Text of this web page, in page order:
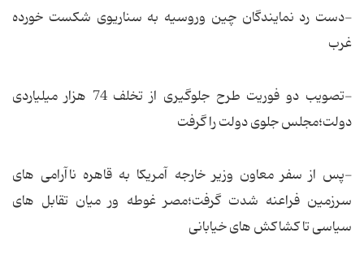
-دست رد نمایندگان چین وروسیه به سناریوی شكست خورده
غرب
-تصویب دو فوریت طرح جلوگیری از تخلف 74 هزار میلیاردی
دولت؛مجلس جلوی دولت را گرفت
-پس از سفر معاون وزیر خارجه آمریكا به قاهره ناآرامی های
سرزمین فراعنه شدت گرفت؛مصر غوطه ور میان تقابل های
سیاسی تا كشاكش های خیابانی